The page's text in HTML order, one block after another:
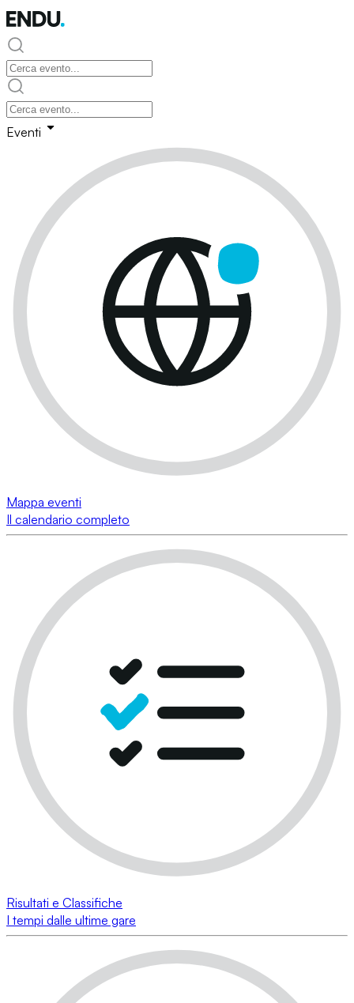
Eventi
Mappa eventi
Il calendario completo
Risultati e Classifiche
I tempi dalle ultime gare